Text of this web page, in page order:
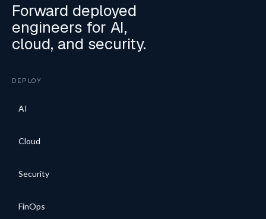
Forward deployed
engineers for AI,
cloud, and security.
DEPLOY
AI
Cloud
Security
FinOps